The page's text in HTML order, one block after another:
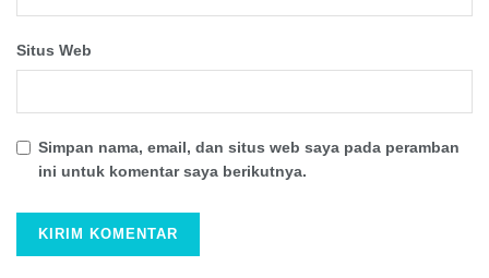
Situs Web
Simpan nama, email, dan situs web saya pada peramban
ini untuk komentar saya berikutnya.